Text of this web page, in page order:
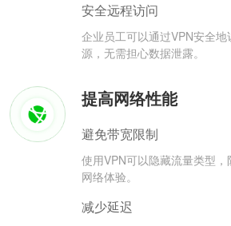
安全远程访问
企业员工可以通过VPN安全
源，无需担心数据泄露。
提高网络性能
避免带宽限制
使用VPN可以隐藏流量类型
网络体验。
减少延迟